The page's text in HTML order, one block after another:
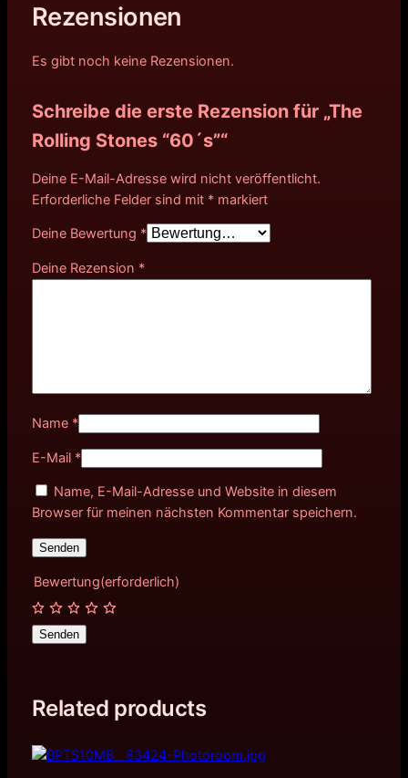
Rezensionen
Es gibt noch keine Rezensionen.
Schreibe die erste Rezension für „The
Rolling Stones “60´s”“
Deine E-Mail-Adresse wird nicht veröffentlicht.
Erforderliche Felder sind mit *markiert
Deine Bewertung *
Deine Rezension *
Name *
E-Mail *
Name, E-Mail-Adresse und Website in diesem
Browser für meinen nächsten Kommentar speichern.
Bewertung(erforderlich)
Senden
Related products